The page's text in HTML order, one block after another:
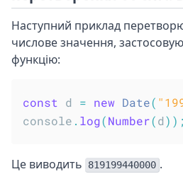
Наступний приклад
числове значення,
функцію:
const d = new Date(
console . log(Number(d) ) ;
Це виводить 819199440000 .